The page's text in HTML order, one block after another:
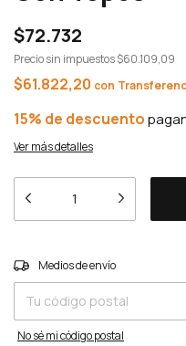
$72.732
Precio sin impuestos$60.109,09
$61.822,20 con
15% de descuento
Ver más detalles
Entregas para el CP:
Medios de envío
No sé mi código postal